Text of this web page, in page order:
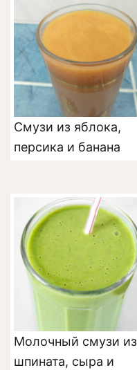
Смузи из яблока,
персика и банана
Молочный смузи из
шпината, сыра и